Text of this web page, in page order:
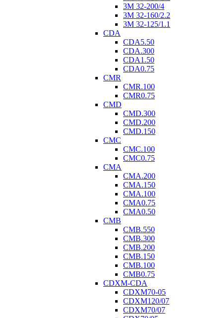
3M 32-200/4
3M 32-160/2.2
3M 32-125/1.1
CDA
CDA5.50
CDA.300
CDA1.50
CDA0.75
CMR
CMR.100
CMR0.75
CMD
CMD.300
CMD.200
CMD.150
CMC
CMC.100
CMC0.75
CMA
CMA.200
CMA.150
CMA.100
CMA0.75
CMA0.50
CMB
CMB.550
CMB.300
CMB.200
CMB.150
CMB.100
CMB0.75
CDXM-CDA
CDXM70-05
CDXM120/07
CDXM70/07